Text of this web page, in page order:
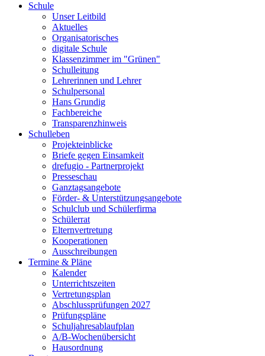
Schule
Unser Leitbild
Aktuelles
Organisatorisches
digitale Schule
Klassenzimmer im "Grünen"
Schulleitung
Lehrerinnen und Lehrer
Schulpersonal
Hans Grundig
Fachbereiche
Transparenzhinweis
Schulleben
Projekteinblicke
Briefe gegen Einsamkeit
drefugio - Partnerprojekt
Presseschau
Ganztagsangebote
Förder- & Unterstützungsangebote
Schulclub und Schülerfirma
Schülerrat
Elternvertretung
Kooperationen
Ausschreibungen
Termine & Pläne
Kalender
Unterrichtszeiten
Vertretungsplan
Abschlussprüfungen 2027
Prüfungspläne
Schuljahresablaufplan
A/B-Wochenübersicht
Hausordnung